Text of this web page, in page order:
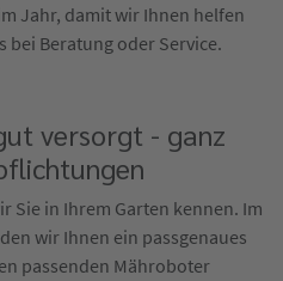
Jahr, damit wir Ihnen helfen
bei Beratung oder Service.
versorgt - ganz
Sie in Ihrem Garten kennen. Im
wir Ihnen ein passgenaues
passenden Mähroboter